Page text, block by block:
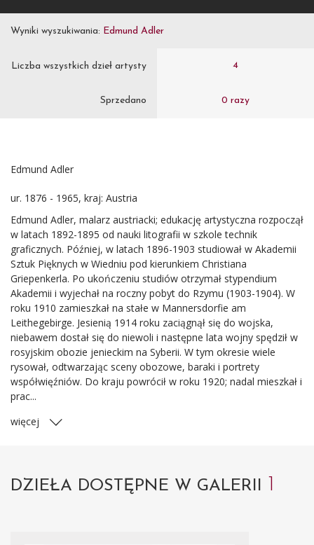
Wyniki wyszukiwania: Edmund Adler
Liczba wszystkich dzieł artysty 4
Sprzedano 0 razy
Edmund Adler
ur. 1876 - 1965, kraj: Austria
Edmund Adler, malarz austriacki; edukację artystyczna rozpoczął
w latach 1892-1895 od nauki litografii w szkole technik
graficznych. Później, w latach 1896-1903 studiował w Akademii
Sztuk Pięknych w Wiedniu pod kierunkiem Christiana
Griepenkerla. Po ukończeniu studiów otrzymał stypendium
Akademii i wyjechał na roczny pobyt do Rzymu (1903-1904). W
roku 1910 zamieszkał na stałe w Mannersdorfie am
Leithegebirge. Jesienią 1914 roku zaciągnął się do wojska,
niebawem dostał się do niewoli i następne lata wojny spędził w
rosyjskim obozie jenieckim na Syberii. W tym okresie wiele
rysował, odtwarzając sceny obozowe, baraki i portrety
współwięźniów. Do kraju powrócił w roku 1920; nadal mieszkał i
prac...
więcej
DZIEŁA DOSTĘPNE W GALERII 1